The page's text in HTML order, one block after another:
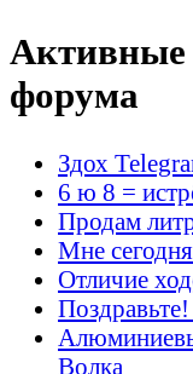
Активные
форума
Здох
6 ю 8 =
Продам
Мне
Отличие
Волка